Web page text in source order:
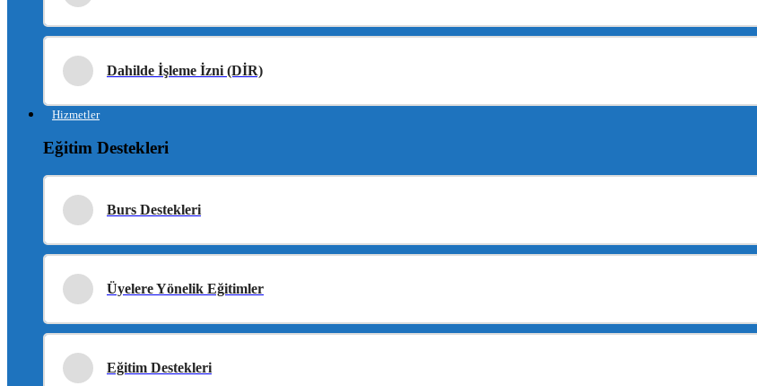
Dahilde İşleme İzni (DİR)
Hizmetler
Eğitim Destekleri
Burs Destekleri
Üyelere Yönelik Eğitimler
Eğitim Destekleri